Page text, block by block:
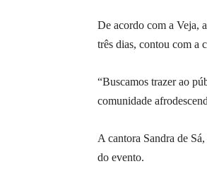
De acordo com a Veja,
três dias, contou com a
“Buscamos trazer ao
comunidade
A cantora Sandra de
do evento.